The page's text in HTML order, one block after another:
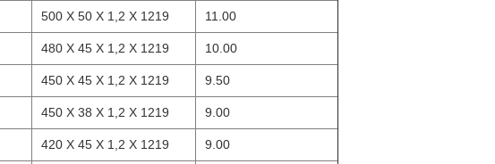
500 X 50 X 1,2 X 1219 11.00
480 X 45 X 1,2 X 1219 10.00
450 X 45 X 1,2 X 1219 9.50
450 X 38 X 1,2 X 1219 9.00
420 X 45 X 1,2 X 1219 9.00